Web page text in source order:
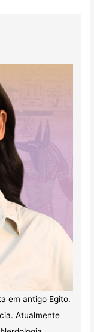
em antigo Egito.
Atualmente